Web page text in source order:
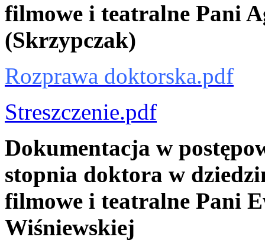
filmowe i teatralne Pani
(Skrzypczak)
Rozprawa doktorska.pdf
Streszczenie.pdf
Dokumentacja w
stopnia doktora w
filmowe i teatralne Pani
Wiśniewskiej